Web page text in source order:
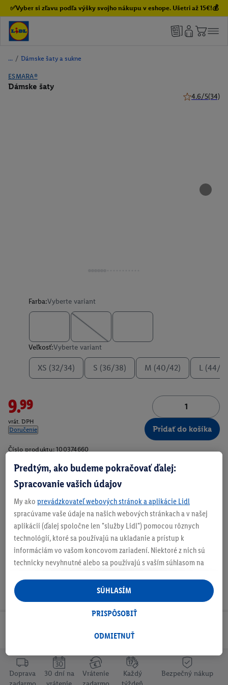
✅Vyber si zľavu podľa výšky svojho nákupu v eshope. Ušetri až 15€!💰
/ Dámske šaty a sukne
ESMARA®
Dámske šaty
4.6/5(34)
Farba:Vyberte variant
Veľkosť:Vyberte variant
XS (32/34) S (36/38) M (40/42) L (44/
9.99
vrát. DPH
Doručenie
Pridať do košíka
Číslo produktu: 100374660
Zistite svoju veľkosť
O produkte
Odoberaj Newsletter!
Doprava
30 dní na
Vrátenie
Každý
Bezpečný nákup
Predtým, ako budeme pokračovať ďalej:
Spracovanie vašich údajov
My ako prevádzkovateľ webových stránok a aplikácie Lidl
spracúvame vaše údaje na našich webových stránkach a v našej
aplikácii (ďalej spoločne len "služby Lidl") pomocou rôznych
technológií, ktoré sa používajú na ukladanie a prístup k
informáciám vo vašom koncovom zariadení. Niektoré z nich sú
technicky nevyhnutné alebo sa používajú s vaším súhlasom na
personalizovanú reklamu v rámci služieb Lidl aj mimo nich. Ak
ste účastníkom programu Lidl Plus, na tieto účely sa spracúvajú
aj údaje z vášho nákupného správania v obchode.
následne si vytvoríte účet Lidl Plus alebo sa prihlásite do svojho
tiež vytvoriť špeciálny online identifikátor z e-mailovej adresy,
ktorú tam uvediete, aby sme vás mohli rozpoznať v službách
ODMIETNUŤ
PRISPÔSOBIŤ
SÚHLASÍM